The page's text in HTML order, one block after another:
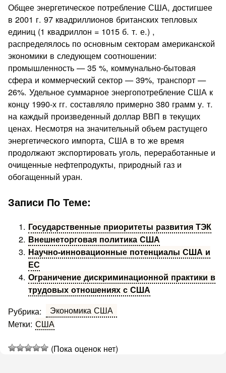
Общее энергетическое потребление США, достигшее
в 2001 г. 97 квадриллионов британских тепловых
единиц (1 квадриллон = 1015 б. т. е.) ,
распределялось по основным секторам американской
экономики в следующем соотношении:
промышленность — 35 %, коммунально-бытовая
сфера и коммерческий сектор — 39%, транспорт —
26%. Удельное суммарное энергопотребление США к
концу 1990-х гг. составляло примерно 380 грамм у. т.
на каждый произведенный доллар ВВП в текущих
ценах. Несмотря на значительный объем растущего
энергетического импорта, США в то же время
продолжают экспортировать уголь, переработанные и
очищенные нефтепродукты, природный газ и
обогащенный уран.
Записи По Теме:
Государственные приоритеты развития ТЭК
Внешнеторговая политика США
Научно-инновационные потенциалы США и
ЕС
Ограничение дискриминационной практики в
трудовых отношениях с США
Рубрика:
Экономика США
Метки:США
(Пока оценок нет)